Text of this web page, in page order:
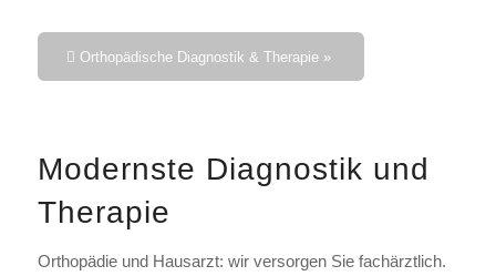
Orthopädische Diagnostik & Therapie »
Modernste Diagnostik und
Therapie
Orthopädie und Hausarzt: wir versorgen Sie fachärztlich.